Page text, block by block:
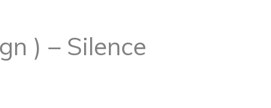
) ‎– Silence